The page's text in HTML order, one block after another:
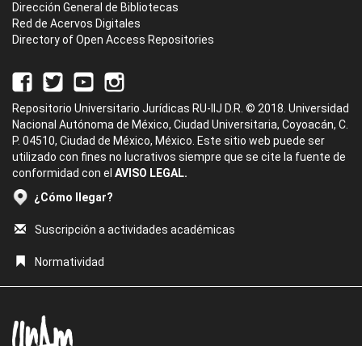
Dirección General de Bibliotecas
Red de Acervos Digitales
Directory of Open Access Repositories
Repositorio Universitario Jurídicas RU-IIJ D.R. © 2018. Universidad
Nacional Autónoma de México, Ciudad Universitaria, Coyoacán, C.
P. 04510, Ciudad de México, México. Este sitio web puede ser
utilizado con fines no lucrativos siempre que se cite la fuente de
conformidad con el AVISO LEGAL.
¿Cómo llegar?
Suscripción a actividades académicas
Normatividad